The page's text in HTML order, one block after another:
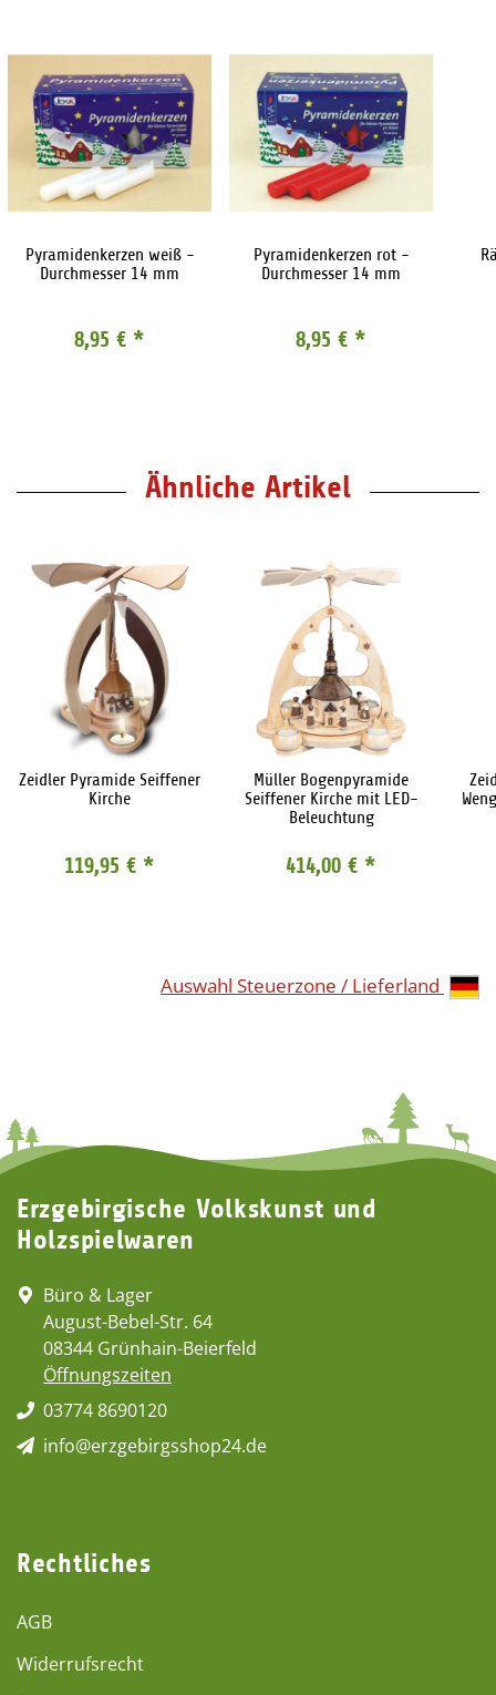
Pyramidenkerzen weiß -
Durchmesser 14 mm
8,95 € *
Pyramidenkerzen rot -
Durchmesser 14 mm
8,95 € *
Ähnliche Artikel
Zeidler Pyramide Seiffener
Kirche
119,95 € *
Müller Bogenpyramide
Seiffener Kirche mit LED-
Beleuchtung
414,00 € *
Auswahl Steuerzone / Lieferland
Erzgebirgische Volkskunst und
Holzspielwaren
Büro & Lager
August-Bebel-Str. 64
08344 Grünhain-Beierfeld
Öffnungszeiten
03774 8690120
info@erzgebirgsshop24.de
Rechtliches
AGB
Widerrufsrecht